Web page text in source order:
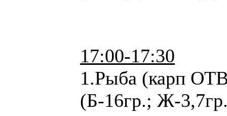
17:00-17:30
1.Рыба (карп
(Б-16гр.; Ж-